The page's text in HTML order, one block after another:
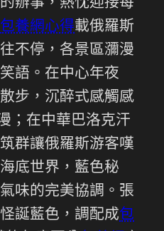
辦事，熱忱迎接每
包養網心得載俄羅斯
不停，各景區瀰漫
語。在中心年夜
步，沉醉式感觸感
；在中華巴洛克汗
群讓俄羅斯游客嘆
底世界，藍色秘
味的完美協調。張
誕藍色，調配成包